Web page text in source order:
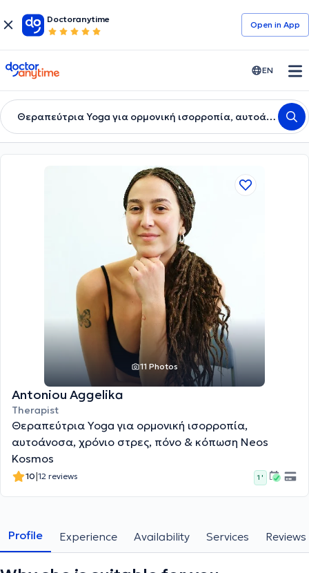
Doctoranytime
Open in Αpp
doctoranytime EN
Θεραπεύτρια Yoga για ορμονική ισορροπία, αυτοάνοσα, χρόνιο στρες, πόνο & κόπωση
11 Photos
Antoniou Aggelika
Therapist
Θεραπεύτρια Yoga για ορμονική ισορροπία,
αυτοάνοσα, χρόνιο στρες, πόνο & κόπωση Neos
Kosmos
10|12 reviews 1 '
Profile Experience Availability Services Reviews